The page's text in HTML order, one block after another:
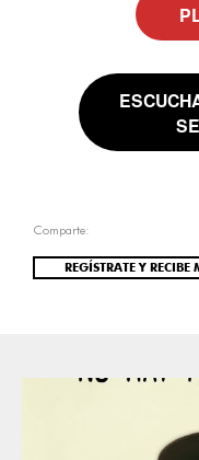
Comparte:
REGÍSTRATE Y